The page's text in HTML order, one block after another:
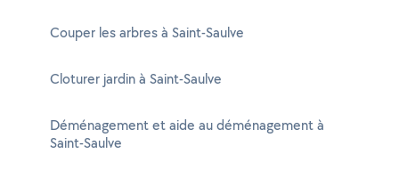
Couper les arbres à Saint-Saulve
Cloturer jardin à Saint-Saulve
Déménagement et aide au déménagement à
Saint-Saulve